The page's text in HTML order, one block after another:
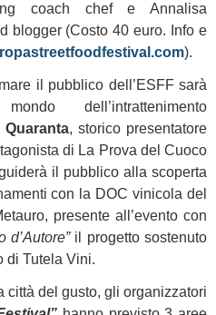
coach chef e Annalisa
blogger (Costo 40 euro. Info e
).
il pubblico dell’ESFF sarà
dell’intrattenimento
Quaranta, storico presentatore
di La Prova del Cuoco
il pubblico alla scoperta
con la DOC vinicola del
presente all’evento con
d’Autore”il progetto sostenuto
di Tutela Vini.
città del gusto, gli organizzatori